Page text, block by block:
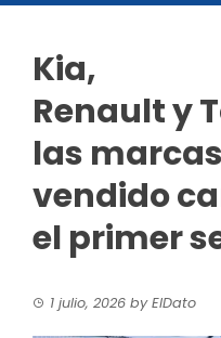
Kia,
Renault y
las
vendido
el primer
1 julio, 2026 byElDato